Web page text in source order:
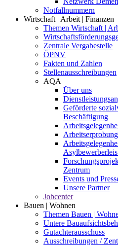
Notfallnummern
Wirtschaft | Arbeit | Finanzen
Themen Wirtschaft |
Zentrale Vergabestelle
ÖPNV
Fakten und Zahlen
Stellenausschreibungen
AQA
Über uns
Geförderte
Beschäftigung
Zentrum
Events und
Unsere Partner
Jobcenter
Bauen | Wohnen
Themen Bauen |
Untere
Gutachterausschuss
Ausschreibungen /